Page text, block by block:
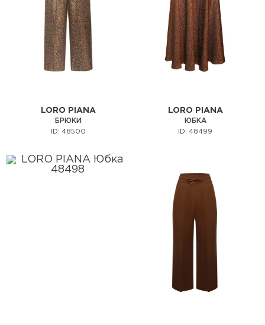
LORO PIANA
БРЮКИ
ID: 48500
LORO PIANA
ЮБКА
ID: 48499